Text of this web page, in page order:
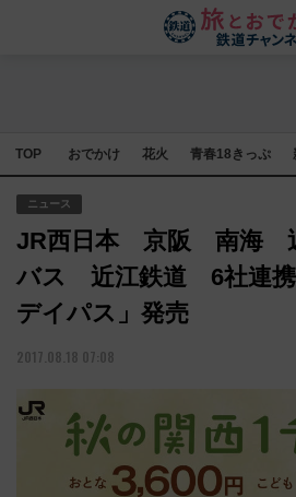
TOP おでかけ 花火 青春18きっぷ
ニュース
JR西日本 京阪 南海
バス 近江鉄道 6社連
デイパス」発売
2017.08.18 07:08